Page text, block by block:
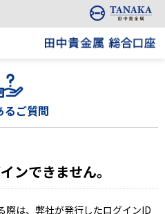
るご質問
ンできません。
際は、弊社が発行したログインID